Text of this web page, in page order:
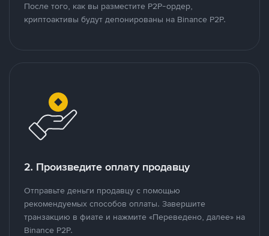
После того, как вы разместите P2P-ордер,
криптоактивы будут депонированы на Binance P2P.
2. Произведите оплату продавцу
Отправьте деньги продавцу с помощью
рекомендуемых способов оплаты. Завершите
транзакцию в фиате и нажмите «Переведено, далее» на
Binance P2P.